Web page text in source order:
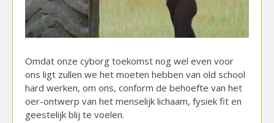
Omdat onze cyborg toekomst nog wel even voor
ons ligt zullen we het moeten hebben van old school
hard werken, om ons, conform de behoefte van het
oer-ontwerp van het menselijk lichaam, fysiek fit en
geestelijk blij te voelen.